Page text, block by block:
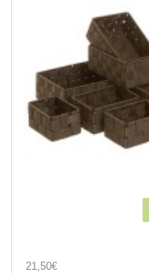
21,50€